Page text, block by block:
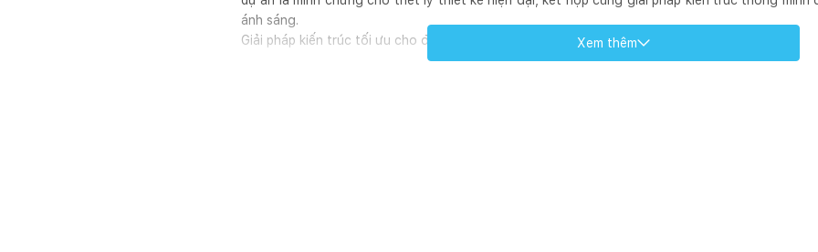
ánh sáng.
Giải pháp kiến trúc tối ưu cho đất phố:
Xem thêm